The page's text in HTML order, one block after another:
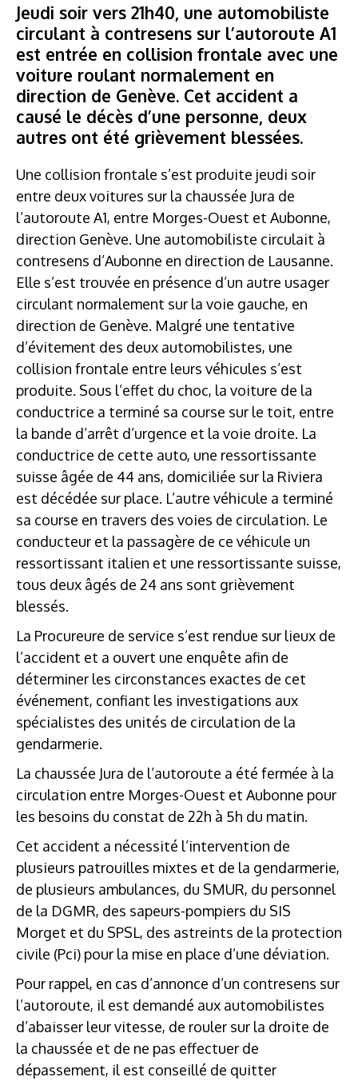
Jeudi soir vers 21h40, une automobiliste
circulant à contresens sur l’autoroute A1
est entrée en collision frontale avec une
voiture roulant normalement en
direction de Genève. Cet accident a
causé le décès d’une personne, deux
autres ont été grièvement blessées.
Une collision frontale s’est produite jeudi soir
entre deux voitures sur la chaussée Jura de
l’autoroute A1, entre Morges-Ouest et Aubonne,
direction Genève. Une automobiliste circulait à
contresens d’Aubonne en direction de Lausanne.
Elle s’est trouvée en présence d’un autre usager
circulant normalement sur la voie gauche, en
direction de Genève. Malgré une tentative
d’évitement des deux automobilistes, une
collision frontale entre leurs véhicules s’est
produite. Sous l’effet du choc, la voiture de la
conductrice a terminé sa course sur le toit, entre
la bande d’arrêt d’urgence et la voie droite. La
conductrice de cette auto, une ressortissante
suisse âgée de 44 ans, domiciliée sur la Riviera
est décédée sur place. L’autre véhicule a terminé
sa course en travers des voies de circulation. Le
conducteur et la passagère de ce véhicule un
ressortissant italien et une ressortissante suisse,
tous deux âgés de 24 ans sont grièvement
blessés.
La Procureure de service s’est rendue sur lieux de
l’accident et a ouvert une enquête afin de
déterminer les circonstances exactes de cet
événement, confiant les investigations aux
spécialistes des unités de circulation de la
gendarmerie.
La chaussée Jura de l’autoroute a été fermée à la
circulation entre Morges-Ouest et Aubonne pour
les besoins du constat de 22h à 5h du matin.
Cet accident a nécessité l’intervention de
plusieurs patrouilles mixtes et de la gendarmerie,
de plusieurs ambulances, du SMUR, du personnel
de la DGMR, des sapeurs-pompiers du SIS
Morget et du SPSL, des astreints de la protection
civile (Pci) pour la mise en place d’une déviation.
Pour rappel, en cas d’annonce d’un contresens sur
l’autoroute, il est demandé aux automobilistes
d’abaisser leur vitesse, de rouler sur la droite de
la chaussée et de ne pas effectuer de
dépassement, il est conseillé de quitter